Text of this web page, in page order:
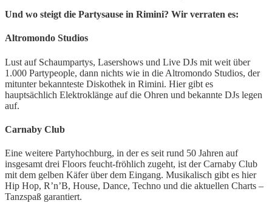
Und wo steigt die Partysause in Rimini? Wir verraten es:
Altromondo Studios
Lust auf Schaumpartys, Lasershows und Live DJs mit weit über
1.000 Partypeople, dann nichts wie in die Altromondo Studios, der
mitunter bekannteste Diskothek in Rimini. Hier gibt es
hauptsächlich Elektroklänge auf die Ohren und bekannte DJs legen
auf.
Carnaby Club
Eine weitere Partyhochburg, in der es seit rund 50 Jahren auf
insgesamt drei Floors feucht-fröhlich zugeht, ist der Carnaby Club
mit dem gelben Käfer über dem Eingang. Musikalisch gibt es hier
Hip Hop, R’n’B, House, Dance, Techno und die aktuellen Charts –
Tanzspaß garantiert.